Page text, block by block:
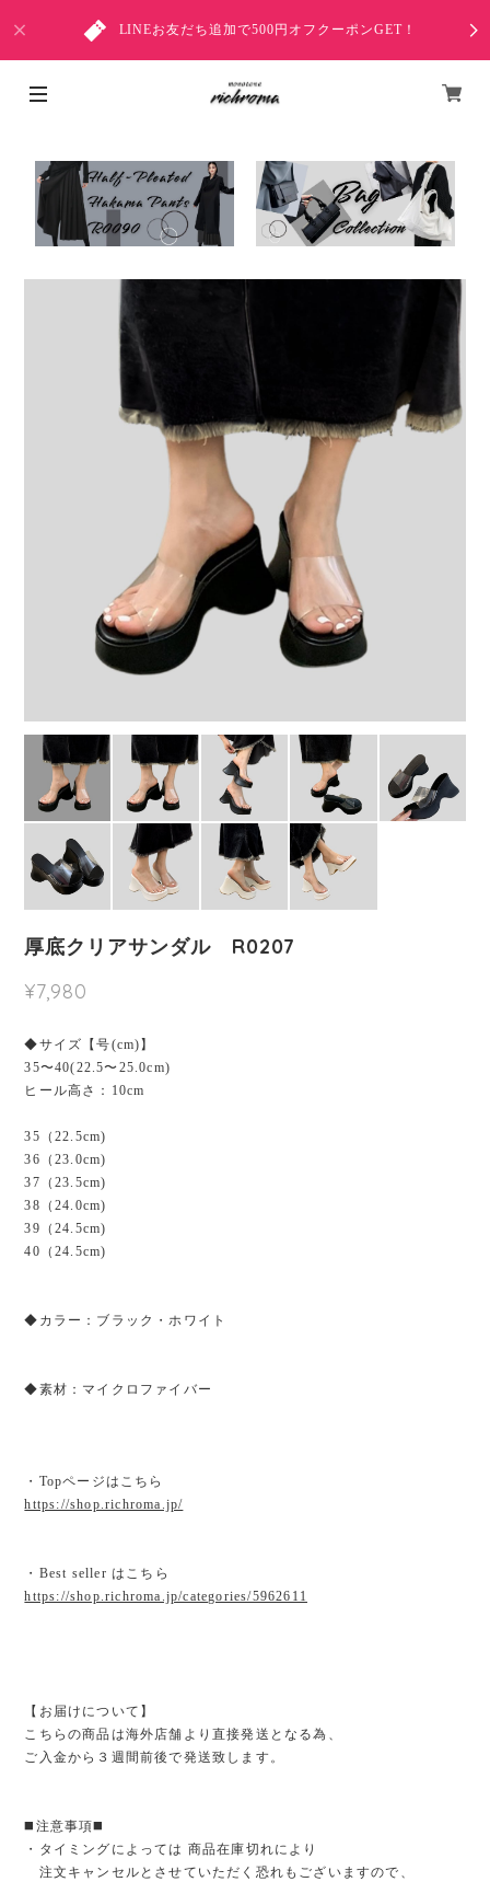
LINEお友だち追加で500円オフクーポンGET！
厚底クリアサンダル R0207
¥7,980
◆サイズ【号(cm)】
35〜40(22.5〜25.0cm)
ヒール高さ：10cm
35（22.5cm)
36（23.0cm)
37（23.5cm)
38（24.0cm)
39（24.5cm)
40（24.5cm)
◆カラー：ブラック・ホワイト
◆素材：マイクロファイバー
・Topページはこちら
https://shop.richroma.jp/
・Best seller はこちら
https://shop.richroma.jp/categories/5962611
【お届けについて】
こちらの商品は海外店舗より直接発送となる為、
ご入金から３週間前後で発送致します。
◼️注意事項◼️
・タイミングによっては 商品在庫切れにより
注文キャンセルとさせていただく恐れもございますので、